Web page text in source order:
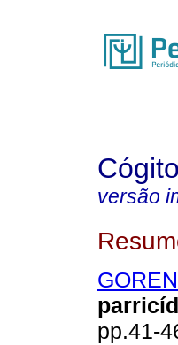
Cógito
versão
pp.41-